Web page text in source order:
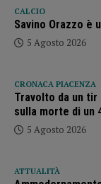
CALCIO
Savino Orazzo è
5 Agosto 2026
CRONACA PIACENZA
Travolto da un tir
sulla morte di un
5 Agosto 2026
ATTUALITÀ